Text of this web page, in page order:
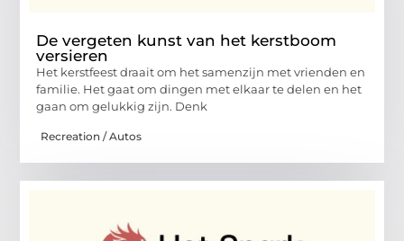
De vergeten kunst van het kerstboom
versieren
Het kerstfeest draait om het samenzijn met vrienden en
familie. Het gaat om dingen met elkaar te delen en het
gaan om gelukkig zijn. Denk
Recreation / Autos